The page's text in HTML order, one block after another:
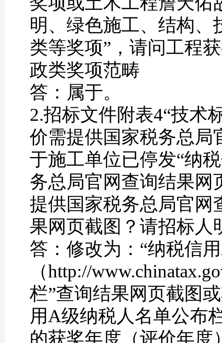
明、绿色施工、结构、
类等奖项”，请问工程
政类奖项范畴
答：属于。
2.招标文件附表4“技术
价需提供国家税务总局
于施工单位已停发“纳
务总局官网查询结果网
提供国家税务总局官网
果网页截图？请招标人
答：修改为：“纳税信
（http://
栏”查询结果网页截图
用A级纳税人名单公布
的获奖年度（评价年度